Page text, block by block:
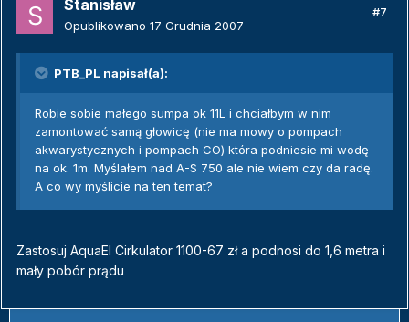
Stanisław
Opublikowano 17 Grudnia 2007
#7
PTB_PL napisał(a):
Robie sobie małego sumpa ok 11L i chciałbym w nim
zamontować samą głowicę (nie ma mowy o pompach
akwarystycznych i pompach CO) która podniesie mi wodę
na ok. 1m. Myślałem nad A-S 750 ale nie wiem czy da radę.
A co wy myślicie na ten temat?
Zastosuj AquaEl Cirkulator 1100-67 zł a podnosi do 1,6 metra i
mały pobór prądu